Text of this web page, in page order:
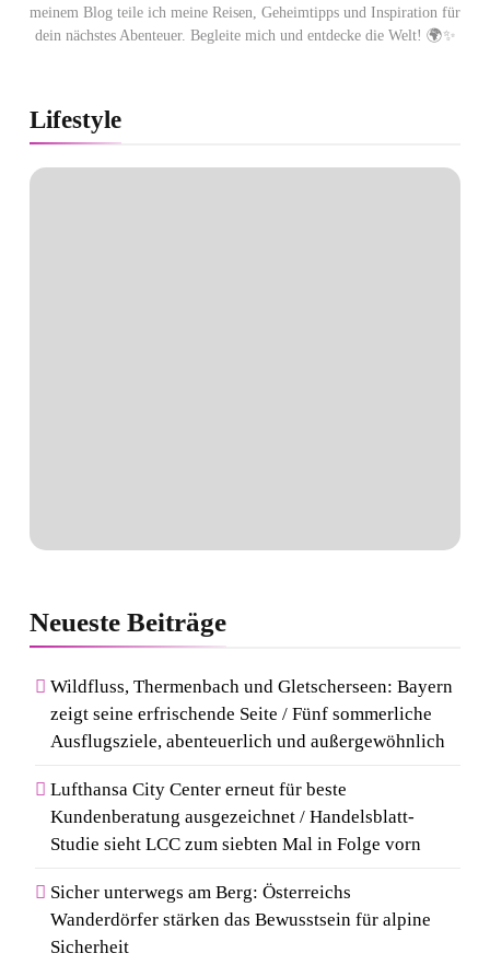
meinem Blog teile ich meine Reisen, Geheimtipps und Inspiration für
dein nächstes Abenteuer. Begleite mich und entdecke die Welt! 🌍✨
Lifestyle
Neueste Beiträge
Wildfluss, Thermenbach und Gletscherseen: Bayern
zeigt seine erfrischende Seite / Fünf sommerliche
Ausflugsziele, abenteuerlich und außergewöhnlich
Lufthansa City Center erneut für beste
Kundenberatung ausgezeichnet / Handelsblatt-
Studie sieht LCC zum siebten Mal in Folge vorn
Sicher unterwegs am Berg: Österreichs
Wanderdörfer stärken das Bewusstsein für alpine
Sicherheit